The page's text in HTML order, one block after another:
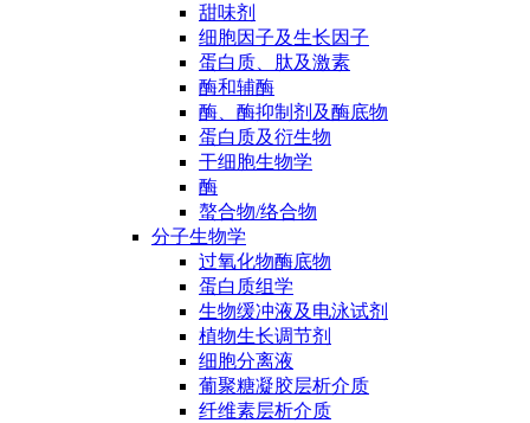
甜味剂
细胞因子及生长因子
蛋白质、肽及激素
酶和辅酶
酶、酶抑制剂及酶底物
蛋白质及衍生物
干细胞生物学
酶
螯合物/络合物
分子生物学
过氧化物酶底物
蛋白质组学
生物缓冲液及电泳试剂
植物生长调节剂
细胞分离液
葡聚糖凝胶层析介质
纤维素层析介质